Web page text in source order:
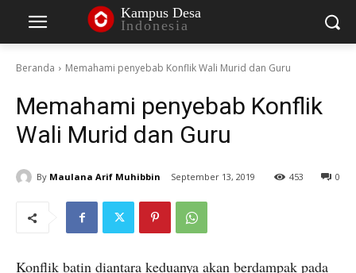
Kampus Desa
Indonesia
Beranda Memahami penyebab Konflik Wali Murid dan Guru
Memahami penyebab Konflik
Wali Murid dan Guru
By Maulana Arif Muhibbin September 13, 2019 0
453
Konflik batin diantara keduanya akan berdampak pada